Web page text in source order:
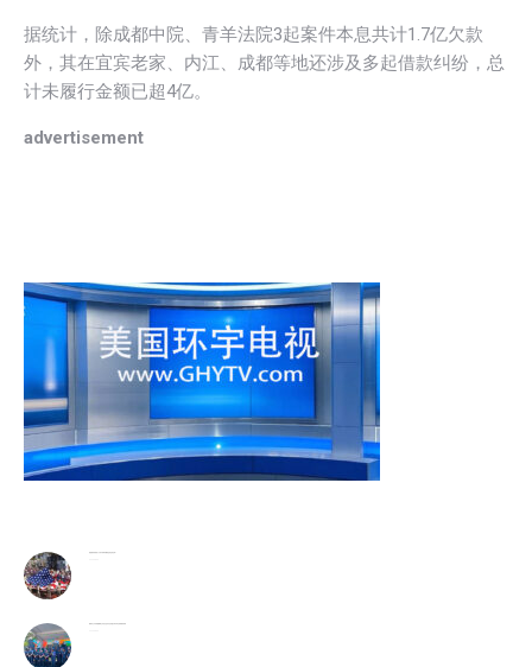
据统计，除成都中院、青羊法院3起案件本息共计1.7亿欠款
外，其在宜宾老家、内江、成都等地还涉及多起借款纠纷，总
计未履行金额已超4亿。
advertisement